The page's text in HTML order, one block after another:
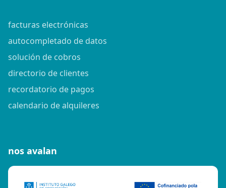
facturas electrónicas
autocompletado de datos
solución de cobros
directorio de clientes
recordatorio de pagos
calendario de alquileres
nos avalan